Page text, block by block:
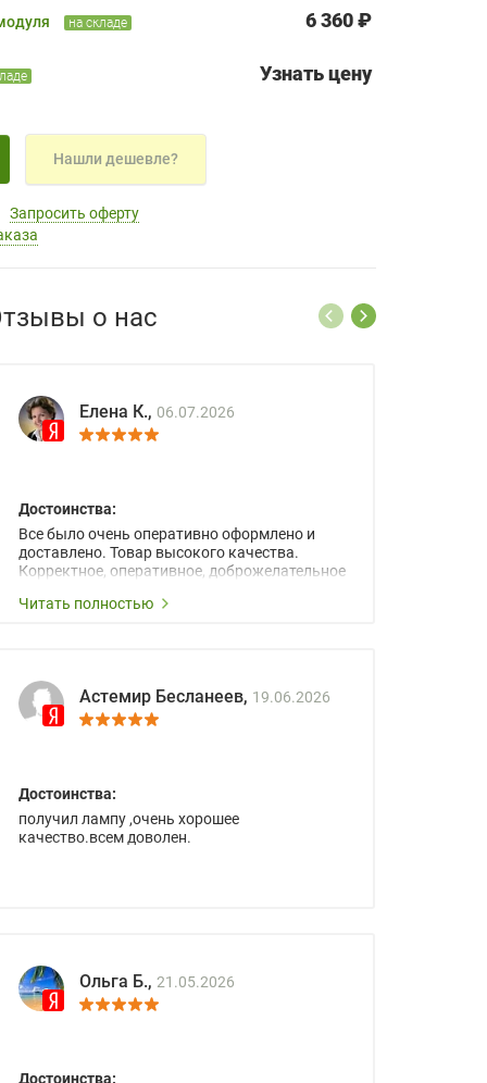
на складе 6 360 ₽
Узнать цену
Нашли дешевле?
Запросить оферту
о нас
Елена К., 06.07.2026
Достоинства:
Все было очень оперативно оформлено и
доставлено. Товар высокого качества.
Корректное, оперативное, доброжелательное
Читать полностью
Астемир Бесланеев, 19.06.2026
Достоинства:
получил лампу ,очень хорошее
качество.всем доволен.
Ольга Б., 21.05.2026
Достоинства: